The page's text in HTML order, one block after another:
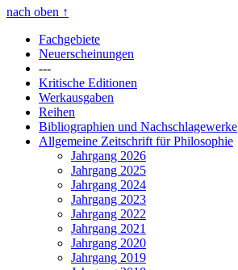
nach oben ↑
Fachgebiete
Neuerscheinungen
---
Kritische Editionen
Werkausgaben
Reihen
Bibliographien und Nachschlagewerke
Allgemeine Zeitschrift für Philosophie
Jahrgang 2026
Jahrgang 2025
Jahrgang 2024
Jahrgang 2023
Jahrgang 2022
Jahrgang 2021
Jahrgang 2020
Jahrgang 2019